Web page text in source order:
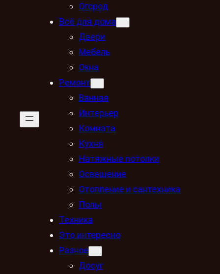
Огород
Всё для дома
Двери
Мебель
Окна
Ремонт
Ванная
Интерьер
Комната
Кухня
Натяжные потолки
Освещение
Отопление и сантехника
Полы
Техника
Это интересно
Разное
Досуг